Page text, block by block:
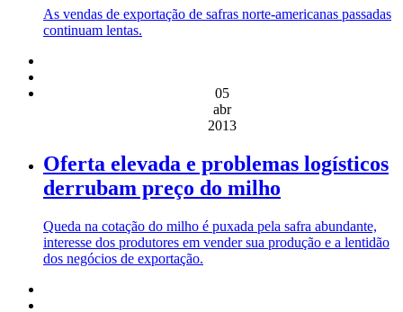
As vendas de exportação de safras norte-americanas passadas
continuam lentas.
05
abr
2013
Oferta elevada e problemas logísticos
derrubam preço do milho
Queda na cotação do milho é puxada pela safra abundante,
interesse dos produtores em vender sua produção e a lentidão
dos negócios de exportação.